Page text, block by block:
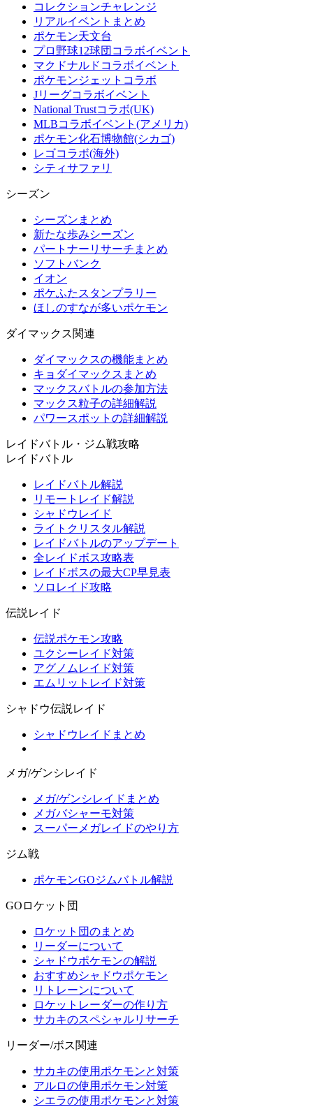
コレクションチャレンジ
リアルイベントまとめ
ポケモン天文台
プロ野球12球団コラボイベント
マクドナルドコラボイベント
ポケモンジェットコラボ
Jリーグコラボイベント
National Trustコラボ(UK)
MLBコラボイベント(アメリカ)
ポケモン化石博物館(シカゴ)
レゴコラボ(海外)
シティサファリ
シーズン
シーズンまとめ
新たな歩みシーズン
パートナーリサーチまとめ
ソフトバンク
イオン
ポケふたスタンプラリー
ほしのすなが多いポケモン
ダイマックス関連
ダイマックスの機能まとめ
キョダイマックスまとめ
マックスバトルの参加方法
マックス粒子の詳細解説
パワースポットの詳細解説
レイドバトル・ジム戦攻略
レイドバトル
レイドバトル解説
リモートレイド解説
シャドウレイド
ライトクリスタル解説
レイドバトルのアップデート
全レイドボス攻略表
レイドボスの最大CP早見表
ソロレイド攻略
伝説レイド
伝説ポケモン攻略
ユクシーレイド対策
アグノムレイド対策
エムリットレイド対策
シャドウ伝説レイド
シャドウレイドまとめ
メガ/ゲンシレイド
メガ/ゲンシレイドまとめ
メガバシャーモ対策
スーパーメガレイドのやり方
ジム戦
ポケモンGOジムバトル解説
GOロケット団
ロケット団のまとめ
リーダーについて
シャドウポケモンの解説
おすすめシャドウポケモン
リトレーンについて
ロケットレーダーの作り方
サカキのスペシャルリサーチ
リーダー/ボス関連
サカキの使用ポケモンと対策
アルロの使用ポケモン対策
シエラの使用ポケモンと対策